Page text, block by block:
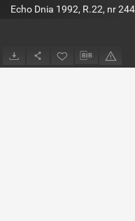
Echo Dnia 1992, R.22, nr 244